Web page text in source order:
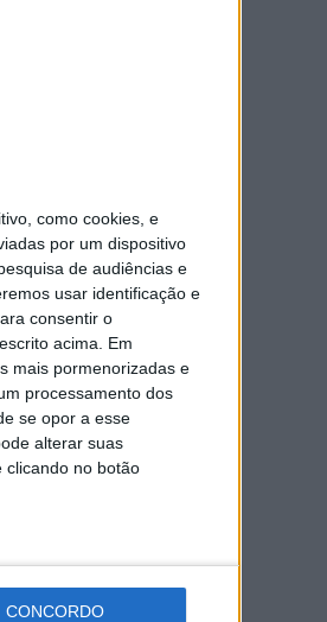
como cookies, e
por um dispositivo
de audiências e
usar identificação e
consentir o
acima. Em
mais pormenorizadas e
processamento dos
se opor a esse
alterar suas
clicando no botão
CONCORDO
sapatinho”